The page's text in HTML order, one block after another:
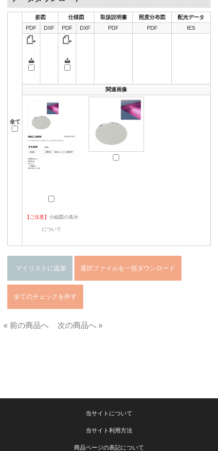
全て
姿図 仕様図 取扱説明書 照度分布図
配光データ
PDF
DXF PDF DXF PDF PDF IES
関連画像
【ご注意】 小組図の表示
について
« 前の商品へ
次の商品へ »
当サイトについて
当サイト利用方法
商品ページの表記について